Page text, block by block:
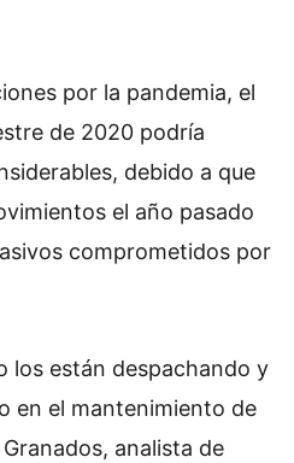
por la pandemia, el
de 2020 podría
debido a que
el año pasado
comprometidos por
los están despachando y
en el mantenimiento de
analista de